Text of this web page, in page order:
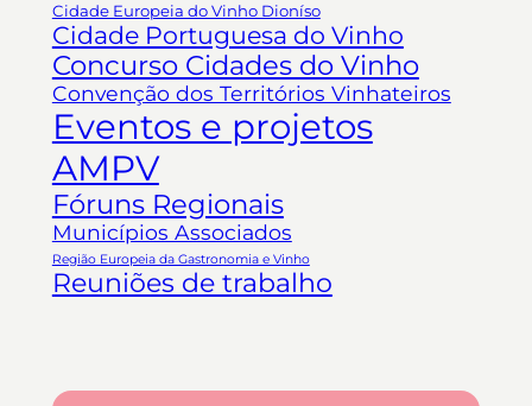
Cidade Europeia do Vinho Dioníso
Cidade Portuguesa do Vinho
Concurso Cidades do Vinho
Convenção dos Territórios Vinhateiros
Eventos e projetos
AMPV
Fóruns Regionais
Municípios Associados
Região Europeia da Gastronomia e Vinho
Reuniões de trabalho